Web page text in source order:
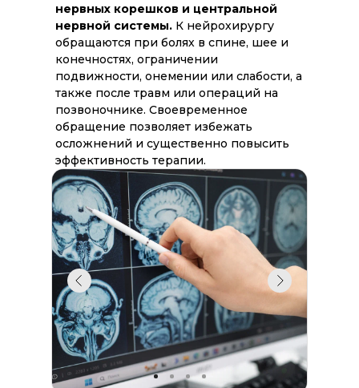
нервных корешков и центральной
нервной системы. К нейрохирургу
обращаются при болях в спине, шее и
конечностях, ограничении
подвижности, онемении или слабости, а
также после травм или операций на
позвоночнике. Своевременное
обращение позволяет избежать
осложнений и существенно повысить
эффективность терапии.